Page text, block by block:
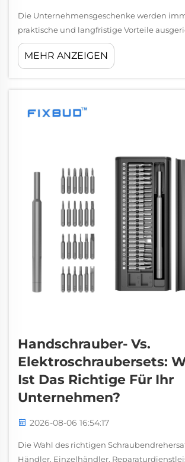
Die Unternehmensgeschenke werden
praktische und langfristige Vorteile
Produkte zu wählen, die schnell vergessen
viele Unternehmen nun nach nützlichen
MEHR ANZEIGEN
Handschrauber- Vs.
Elektroschraubersets:
Ist Das Richtige Für Ihr
Unternehmen?
2026-08-06 16:54:17
Die Wahl des richtigen
Händler, Einzelhändler,